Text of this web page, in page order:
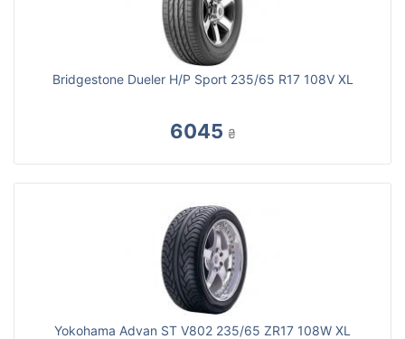
Bridgestone Dueler H/P Sport 235/65 R17 108V XL
6045 ₴
Yokohama Advan ST V802 235/65 ZR17 108W XL